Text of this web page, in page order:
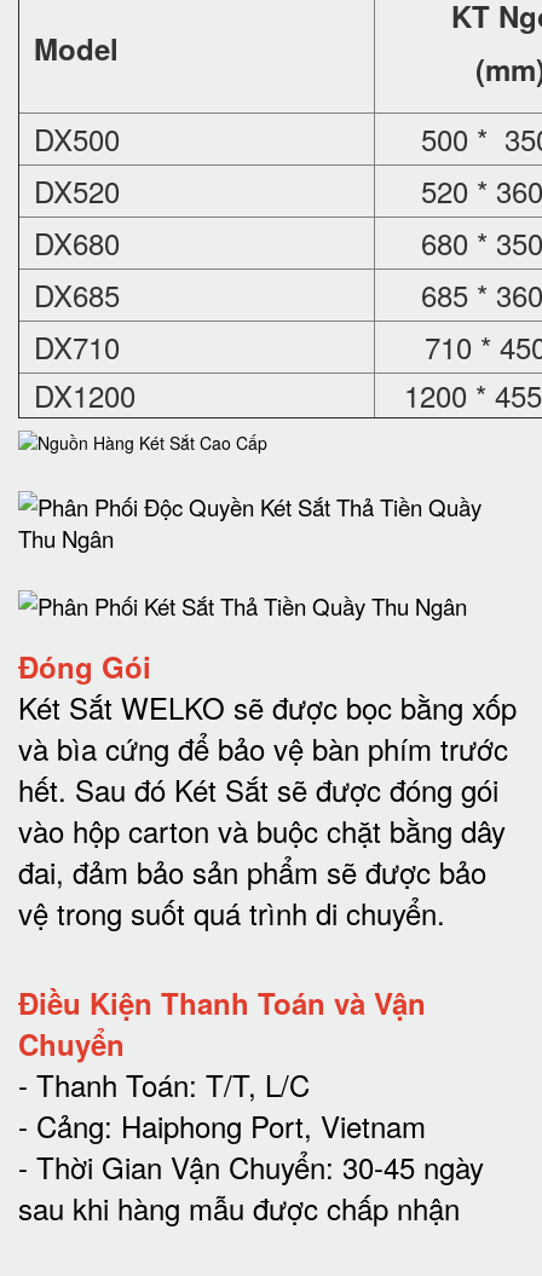
Model
KT
DX500
500 *
DX520
520 *
DX680
680 *
DX685
685 *
DX710
710 *
DX1200
1200 *
Đóng Gói
Két Sắt WELKO sẽ được bọc bằng xốp
và bìa cứng để bảo vệ bàn phím trước
hết. Sau đó Két Sắt sẽ được đóng gói
vào hộp carton và buộc chặt bằng dây
đai, đảm bảo sản phẩm sẽ được bảo
vệ trong suốt quá trình di chuyển.
Điều Kiện Thanh Toán và Vận
Chuyển
- Thanh Toán: T/T, L/C
- Cảng: Haiphong Port, Vietnam
- Thời Gian Vận Chuyển: 30-45 ngày
sau khi hàng mẫu được chấp nhận